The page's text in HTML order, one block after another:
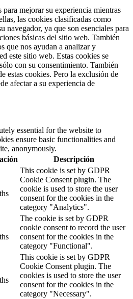
mejorar su experiencia mientras
las cookies clasificadas como
navegador, ya que son esenciales para
básicas del sitio web. También
que nos ayudan a analizar y
este sitio web. Estas cookies se
con su consentimiento. También
estas cookies. Pero la exclusión de
afectar a su experiencia de
essential for the website to
ensure basic functionalities and
anonymously.
Descripción
This cookie is set by GDPR
Cookie Consent plugin. The
cookie is used to store the user
consent for the cookies in the
category "Analytics".
The cookie is set by GDPR
cookie consent to record the user
consent for the cookies in the
category "Functional".
This cookie is set by GDPR
Cookie Consent plugin. The
cookies is used to store the user
consent for the cookies in the
category "Necessary".